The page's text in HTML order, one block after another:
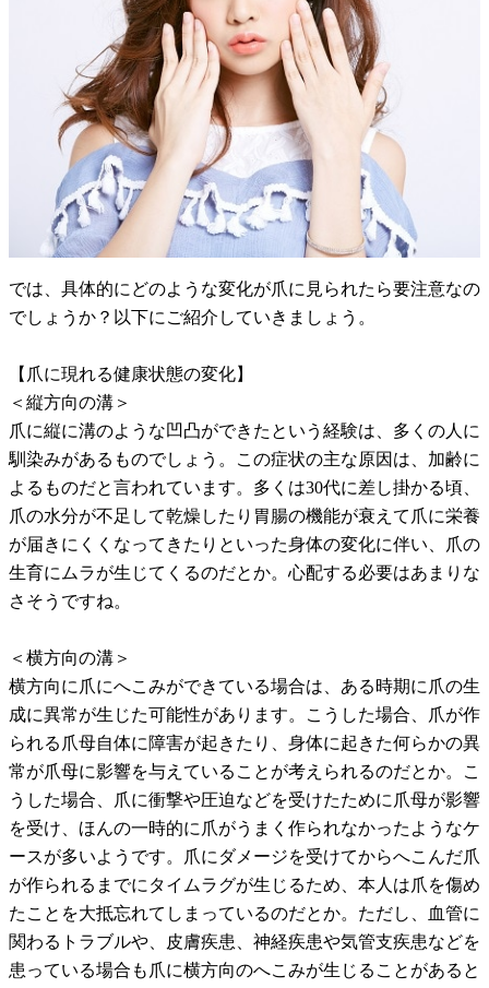
では、具体的にどのような変化が爪に見られたら要注意なの
でしょうか？以下にご紹介していきましょう。
【爪に現れる健康状態の変化】
＜縦方向の溝＞
爪に縦に溝のような凹凸ができたという経験は、多くの人に
馴染みがあるものでしょう。この症状の主な原因は、加齢に
よるものだと言われています。多くは30代に差し掛かる頃、
爪の水分が不足して乾燥したり胃腸の機能が衰えて爪に栄養
が届きにくくなってきたりといった身体の変化に伴い、爪の
生育にムラが生じてくるのだとか。心配する必要はあまりな
さそうですね。
＜横方向の溝＞
横方向に爪にへこみができている場合は、ある時期に爪の生
成に異常が生じた可能性があります。こうした場合、爪が作
られる爪母自体に障害が起きたり、身体に起きた何らかの異
常が爪母に影響を与えていることが考えられるのだとか。こ
うした場合、爪に衝撃や圧迫などを受けたために爪母が影響
を受け、ほんの一時的に爪がうまく作られなかったようなケ
ースが多いようです。爪にダメージを受けてからへこんだ爪
が作られるまでにタイムラグが生じるため、本人は爪を傷め
たことを大抵忘れてしまっているのだとか。ただし、血管に
関わるトラブルや、皮膚疾患、神経疾患や気管支疾患などを
患っている場合も爪に横方向のへこみが生じることがあると